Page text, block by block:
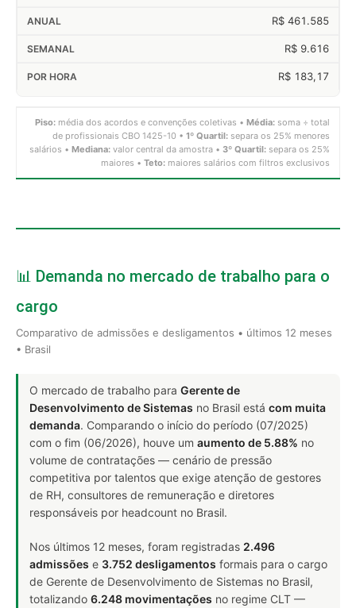
R$ 461.585
R$ 9.616
R$ 183,17
Piso: média dos acordos e convenções coletivas • Média: soma ÷ total
de profissionais CBO 1425-10 • 1º Quartil: separa os 25% menores
salários • Mediana: valor central da amostra • 3º Quartil: separa os 25%
maiores • Teto: maiores salários com filtros exclusivos
📊 Demanda no mercado de trabalho para o
cargo
Comparativo de admissões e desligamentos • últimos 12 meses
• Brasil
O mercado de trabalho para Gerente de
Desenvolvimento de Sistemas no Brasil está com muita
demanda. Comparando o início do período (07/2025)
com o fim (06/2026), houve um aumento de 5.88% no
volume de contratações — cenário de pressão
competitiva por talentos que exige atenção de gestores
de RH, consultores de remuneração e diretores
responsáveis por headcount no Brasil.
Nos últimos 12 meses, foram registradas 2.496
admissões e 3.752 desligamentos formais para o cargo
de Gerente de Desenvolvimento de Sistemas no Brasil,
totalizando 6.248 movimentações no regime CLT —